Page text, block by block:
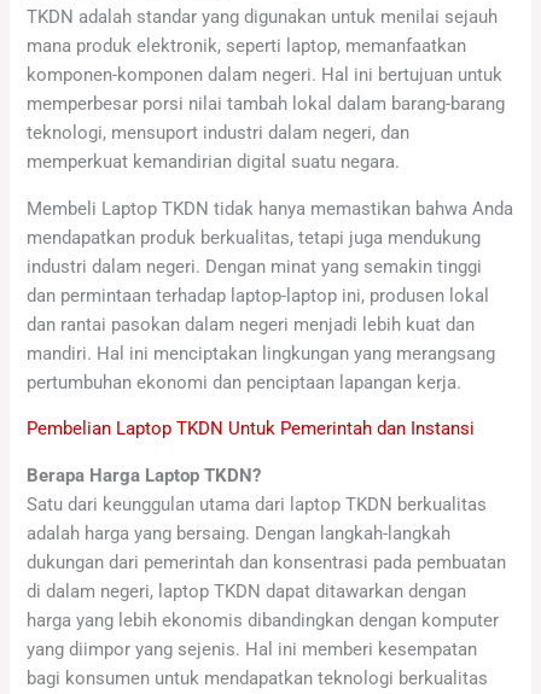
TKDN adalah standar yang digunakan untuk menilai sejauh
mana produk elektronik, seperti laptop, memanfaatkan
komponen-komponen dalam negeri. Hal ini bertujuan untuk
memperbesar porsi nilai tambah lokal dalam barang-barang
teknologi, mensuport industri dalam negeri, dan
memperkuat kemandirian digital suatu negara.
Membeli Laptop TKDN tidak hanya memastikan bahwa Anda
mendapatkan produk berkualitas, tetapi juga mendukung
industri dalam negeri. Dengan minat yang semakin tinggi
dan permintaan terhadap laptop-laptop ini, produsen lokal
dan rantai pasokan dalam negeri menjadi lebih kuat dan
mandiri. Hal ini menciptakan lingkungan yang merangsang
pertumbuhan ekonomi dan penciptaan lapangan kerja.
Pembelian Laptop TKDN Untuk Pemerintah dan Instansi
Berapa Harga Laptop TKDN?
Satu dari keunggulan utama dari laptop TKDN berkualitas
adalah harga yang bersaing. Dengan langkah-langkah
dukungan dari pemerintah dan konsentrasi pada pembuatan
di dalam negeri, laptop TKDN dapat ditawarkan dengan
harga yang lebih ekonomis dibandingkan dengan komputer
yang diimpor yang sejenis. Hal ini memberi kesempatan
bagi konsumen untuk mendapatkan teknologi berkualitas